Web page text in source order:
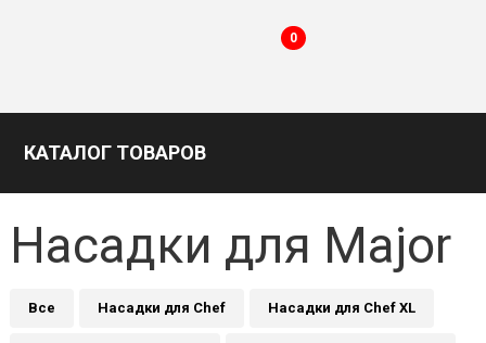
0
КАТАЛОГ ТОВАРОВ
Насадки для Major
Все Насадки для Chef Насадки для Chef XL